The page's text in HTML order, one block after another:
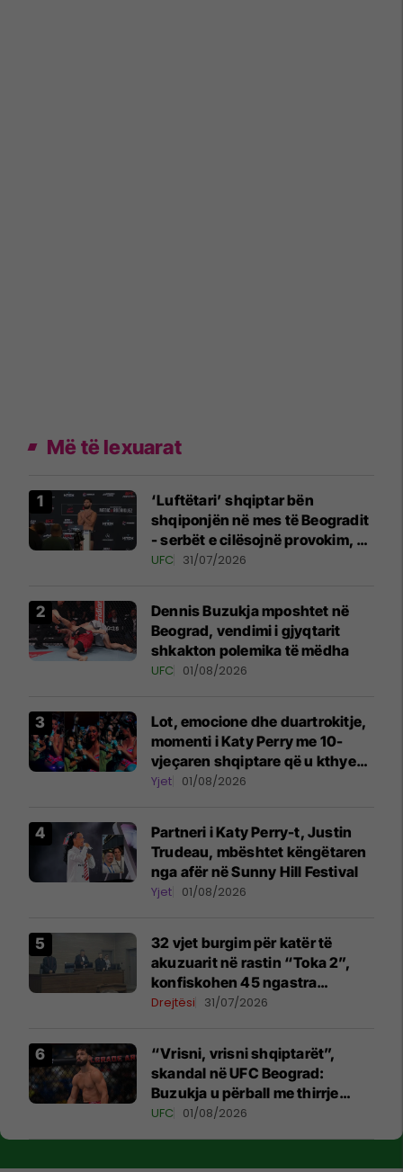
Më të lexuarat
‘Luftëtari’ shqiptar bën
shqiponjën në mes të Beogradit
- serbët e cilësojnë provokim, ai
e cilëson simbol të identitetit
UFC 31/07/2026
Dennis Buzukja mposhtet në
Beograd, vendimi i gjyqtarit
shkakton polemika të mëdha
UFC 01/08/2026
Lot, emocione dhe duartrokitje,
momenti i Katy Perry me 10-
vjeçaren shqiptare që u kthye
në simbolin e natës në Sunny
Yjet 01/08/2026
Partneri i Katy Perry-t, Justin
Trudeau, mbështet këngëtaren
nga afër në Sunny Hill Festival
Yjet 01/08/2026
32 vjet burgim për katër të
akuzuarit në rastin “Toka 2”,
konfiskohen 45 ngastra
kadastrale
Drejtësi 31/07/2026
“Vrisni, vrisni shqiptarët”,
skandal në UFC Beograd:
Buzukja u përball me thirrje
anti-shqiptare nga tribunat
UFC 01/08/2026